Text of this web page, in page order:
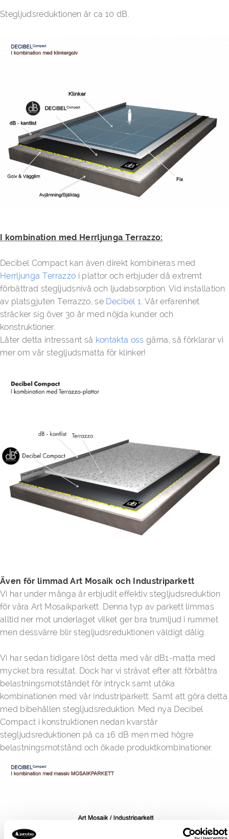
Stegljudsreduktionen är ca 10 dB.
I kombination med Herrljunga Terrazzo:
Decibel Compact kan även direkt kombineras med
Herrljunga Terrazzo i plattor och erbjuder då extremt
förbättrad stegljudsnivå och ljudabsorption. Vid installation
av platsgjuten Terrazzo, se Decibel 1. Vår erfarenhet
sträcker sig över 30 år med nöjda kunder och
konstruktioner.
Låter detta intressant så kontakta oss gärna, så förklarar vi
mer om vår stegljudsmatta för klinker!
Även för limmad Art Mosaik och Industriparkett
Vi har under många år erbjudit effektiv stegljudsreduktion
för våra Art Mosaikparkett. Denna typ av parkett limmas
alltid ner mot underlaget vilket ger bra trumljud i rummet
men dessvärre blir stegljudsreduktionen väldigt dålig.
Vi har sedan tidigare löst detta med vår dB1-matta med
mycket bra resultat. Dock har vi strävat efter att förbättra
belastningsmotståndet för intryck samt utöka
kombinationen med vår industriparkett. Samt att göra detta
med bibehållen stegljudsreduktion. Med nya Decibel
Compact i konstruktionen nedan kvarstår
stegljudsreduktionen på ca 16 dB men med högre
belastningsmotstånd och ökade produktkombinationer.